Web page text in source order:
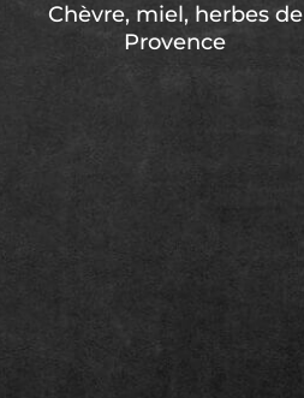
Chèvre, miel, herbes de
Provence